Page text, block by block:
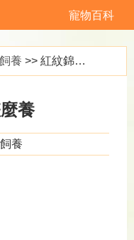
寵物百科
養 >> 紅紋錦龜怎麼養
養
養